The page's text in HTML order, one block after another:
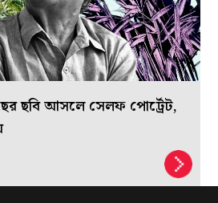
ছবি আসলে সেলফ পোর্ট্রেট,